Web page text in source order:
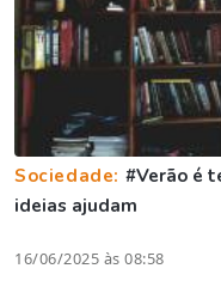
Sociedade: #Verão é
ideias ajudam
16/06/2025 às 08:58